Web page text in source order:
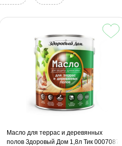
Масло для террас и деревянных
полов Здоровый Дом 1,8л Тик 0007087